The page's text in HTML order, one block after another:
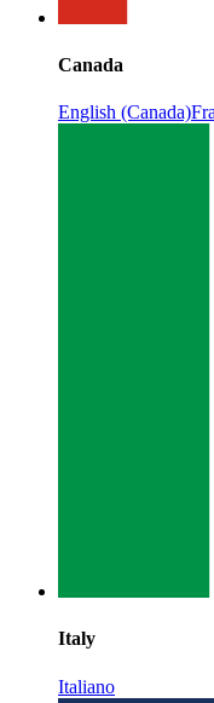
Canada
English (Canada)
Italy
Italiano